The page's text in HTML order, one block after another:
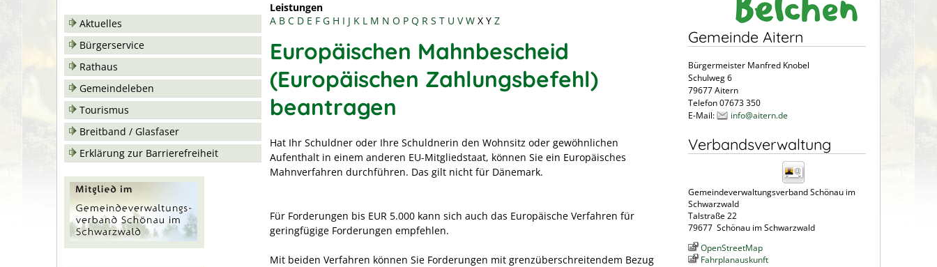
Aktuelles
Bürgerservice
Rathaus
Gemeindeleben
Tourismus
Breitband / Glasfaser
Erklärung zur Barrierefreiheit
Leistungen
A B C D E F G H I J K L M N O P Q R S T U V W X Y Z
Europäischen Mahnbescheid
(Europäischen Zahlungsbefehl)
beantragen
Hat Ihr Schuldner oder Ihre Schuldnerin den Wohnsitz oder gewöhnlichen
Aufenthalt in einem anderen EU-Mitgliedstaat, können Sie ein Europäisches
Mahnverfahren durchführen. Das gilt nicht für Dänemark.
Für Forderungen bis EUR 5.000 kann sich auch das Europäische Verfahren für
geringfügige Forderungen empfehlen.
Mit beiden Verfahren können Sie Forderungen mit grenzüberschreitendem Bezug
Gemeinde Aitern
Bürgermeister Manfred Knobel
Schulweg 6
79677 Aitern
Telefon 07673 350
E-Mail:
info@aitern.de
Verbandsverwaltung
Gemeindeverwaltungsverband Schönau im
Schwarzwald
Talstraße 22
79677 Schönau im Schwarzwald
OpenStreetMap
Fahrplanauskunft